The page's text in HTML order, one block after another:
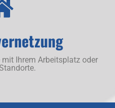
Ihrem Arbeitsplatz oder